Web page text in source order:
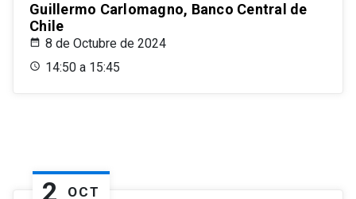
Guillermo Carlomagno, Banco Central de
Chile
8 de Octubre de 2024
14:50 a 15:45
2 OCT